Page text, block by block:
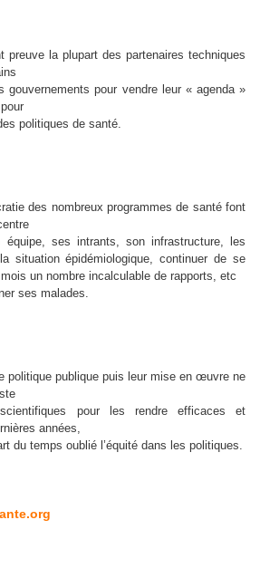
preuve la plupart des partenaires techniques
gouvernements pour vendre leur « agenda »
politiques de santé.
des nombreux programmes de santé font
ses intrants, son infrastructure, les
situation épidémiologique, continuer de se
un nombre incalculable de rapports, etc
ses malades.
politique publique puis leur mise en œuvre ne
pour les rendre efficaces et
années,
du temps oublié l’équité dans les politiques.